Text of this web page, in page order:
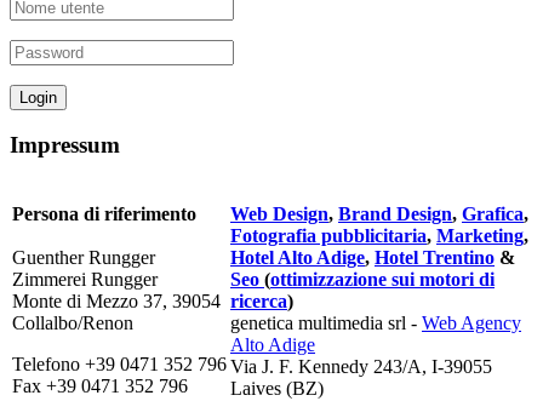
Impressum
Persona di riferimento
Guenther Rungger
Zimmerei Rungger
Monte di Mezzo 37, 39054
Collalbo/Renon
Telefono +39 0471 352 796
Fax +39 0471 352 796
Web Design, Brand Design, Grafica,
Fotografia pubblicitaria, Marketing,
Hotel Alto Adige, Hotel Trentino &
Seo (ottimizzazione sui motori di
ricerca)
genetica multimedia srl - Web Agency
Alto Adige
Via J. F. Kennedy 243/A, I-39055
Laives (BZ)